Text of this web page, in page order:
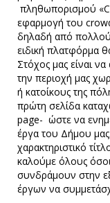
πληθωπορισμού
εφαρμογή του
δηλαδή από
ειδική πλατφόρμα
Στόχος μας είναι
την περιοχή μας
ή κατοίκους της
πρώτη σελίδα
page- ώστε να
έργα του Δήμου
χαρακτηριστικό
καλούμε όλους
συνδράμουν στην
έργων να